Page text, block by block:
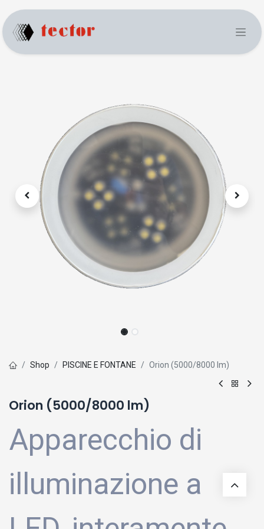
Shop PISCINE E FONTANE Orion (5000/8000 lm)
Orion (5000/8000 lm)
Apparecchio di
illuminazione a